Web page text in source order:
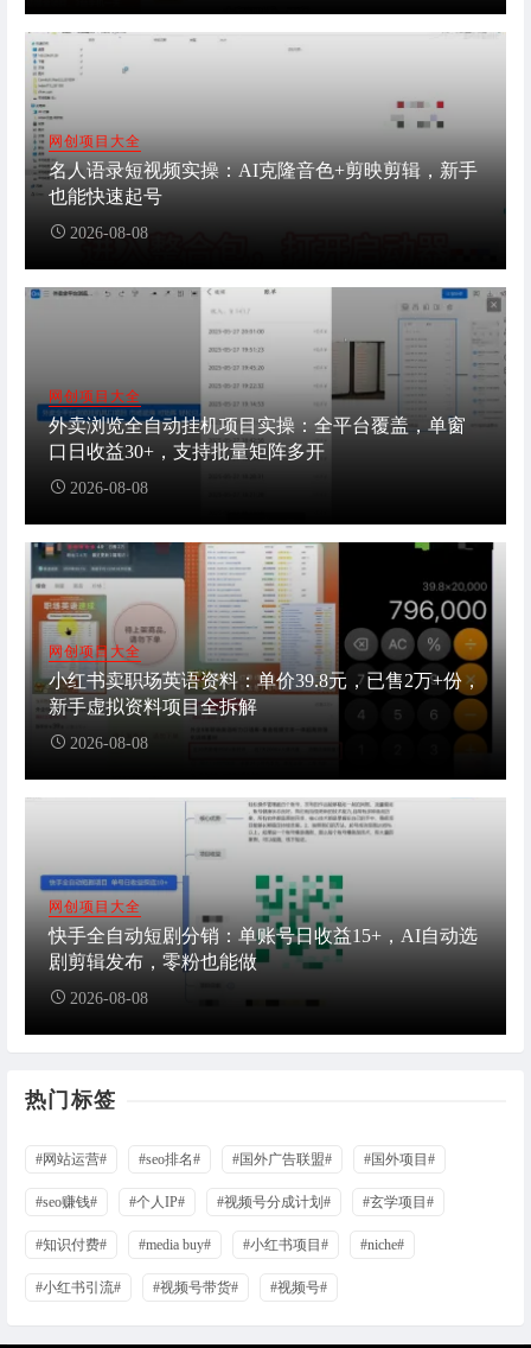
网创项目大全
名人语录短视频实操：AI克隆音色+剪映剪辑，新手
也能快速起号
2026-08-08
网创项目大全
外卖浏览全自动挂机项目实操：全平台覆盖，单窗
口日收益30+，支持批量矩阵多开
2026-08-08
网创项目大全
小红书卖职场英语资料：单价39.8元，已售2万+份，
新手虚拟资料项目全拆解
2026-08-08
网创项目大全
快手全自动短剧分销：单账号日收益15+，AI自动选
剧剪辑发布，零粉也能做
2026-08-08
热门标签
#网站运营# #seo排名# #国外广告联盟# #国外项目#
#seo赚钱# #个人IP# #视频号分成计划# #玄学项目#
#知识付费# #media buy# #小红书项目# #niche#
#小红书引流# #视频号带货# #视频号#